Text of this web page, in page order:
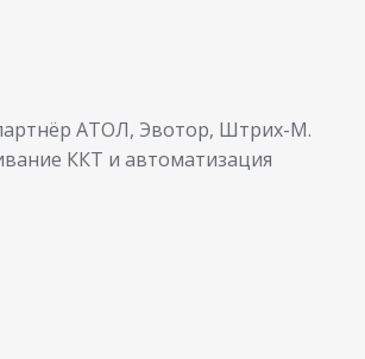
АТОЛ, Эвотор, Штрих-М.
ККТ и автоматизация